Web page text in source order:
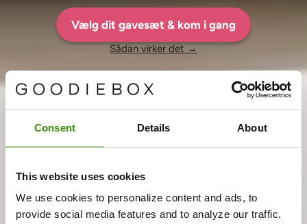
Consent Details About
This website uses cookies
We use cookies to personalize content and ads, to
provide social media features and to analyze our traffic.
Vælg dit gavesæt & kom i gang
Sådan virker det →